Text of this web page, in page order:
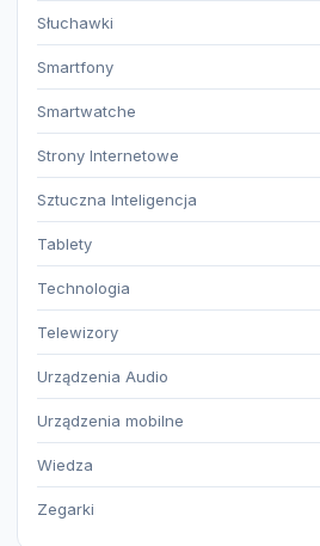
Słuchawki
Smartfony
Smartwatche
Strony Internetowe
Sztuczna Inteligencja
Tablety
Technologia
Telewizory
Urządzenia Audio
Urządzenia mobilne
Wiedza
Zegarki